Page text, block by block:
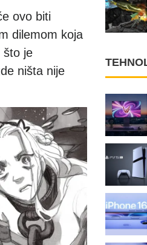
ovo biti
dilemom koja
što je
ništa nije